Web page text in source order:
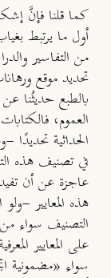
كما قلنا فإنَّ
أول ما يرتبط
من التفاسير
تحديد موقع
بالطبع حديثُنا
العموم،
الحداثية تحديدًا
في تصنيف هذه
عاجزة عن أن
هذه المعايير -ولو
التصنيف سواء من
على المعايير
سواء «مضمونية